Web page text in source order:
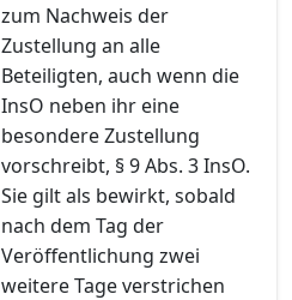
zum Nachweis der
Zustellung an alle
Beteiligten, auch wenn die
InsO neben ihr eine
besondere Zustellung
vorschreibt, § 9 Abs. 3 InsO.
Sie gilt als bewirkt, sobald
nach dem Tag der
Veröffentlichung zwei
weitere Tage verstrichen